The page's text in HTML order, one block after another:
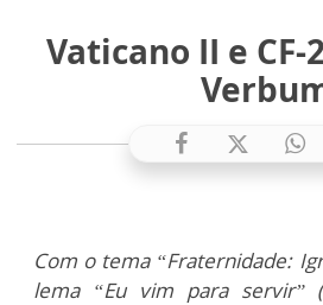
Vaticano II e CF-
Com o tema “Fraternidade:
lema “Eu vim para servir”